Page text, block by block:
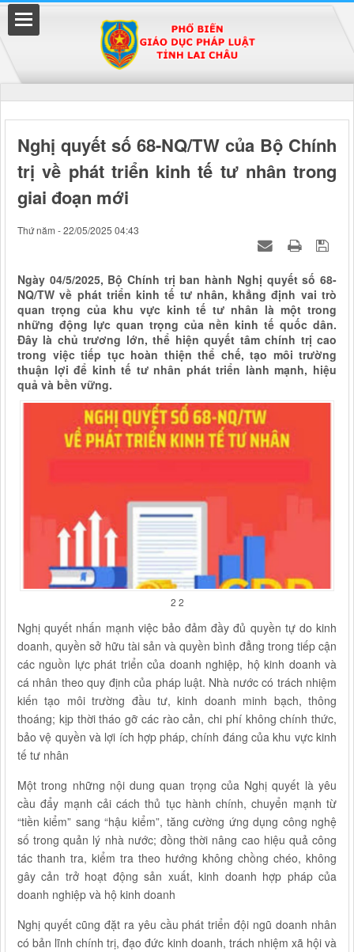
Nghị quyết số 68-NQ/TW của Bộ Chính
trị về phát triển kinh tế tư nhân trong
giai đoạn mới
Thứ năm - 22/05/2025 04:43
Ngày 04/5/2025, Bộ Chính trị ban hành Nghị quyết số 68-
NQ/TW về phát triển kinh tế tư nhân, khẳng định vai trò
quan trọng của khu vực kinh tế tư nhân là một trong
những động lực quan trọng của nền kinh tế quốc dân.
Đây là chủ trương lớn, thể hiện quyết tâm chính trị cao
trong việc tiếp tục hoàn thiện thể chế, tạo môi trường
thuận lợi để kinh tế tư nhân phát triển lành mạnh, hiệu
quả và bền vững.
2 2
Nghị quyết nhấn mạnh việc bảo đảm đầy đủ quyền tự do kinh
doanh, quyền sở hữu tài sản và quyền bình đẳng trong tiếp cận
các nguồn lực phát triển của doanh nghiệp, hộ kinh doanh và
cá nhân theo quy định của pháp luật. Nhà nước có trách nhiệm
kiến tạo môi trường đầu tư, kinh doanh minh bạch, thông
thoáng; kịp thời tháo gỡ các rào cản, chi phí không chính thức,
bảo vệ quyền và lợi ích hợp pháp, chính đáng của khu vực kinh
tế tư nhân
Một trong những nội dung quan trọng của Nghị quyết là yêu
cầu đẩy mạnh cải cách thủ tục hành chính, chuyển mạnh từ
“tiền kiểm” sang “hậu kiểm”, tăng cường ứng dụng công nghệ
số trong quản lý nhà nước; đồng thời nâng cao hiệu quả công
tác thanh tra, kiểm tra theo hướng không chồng chéo, không
gây cản trở hoạt động sản xuất, kinh doanh hợp pháp của
doanh nghiệp và hộ kinh doanh
Nghị quyết cũng đặt ra yêu cầu phát triển đội ngũ doanh nhân
có bản lĩnh chính trị, đạo đức kinh doanh, trách nhiệm xã hội và
Đã kết nối EMC